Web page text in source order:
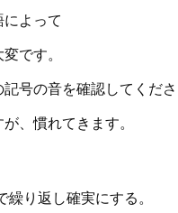
よって
です。
号の音を確認してくださ
、慣れてきます。
繰り返し確実にする。